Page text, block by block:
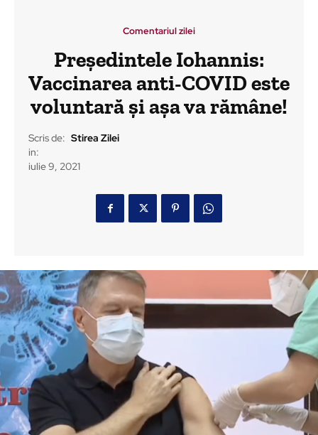
Comentariul zilei
Președintele Iohannis:
Vaccinarea anti-COVID este
voluntară şi aşa va rămâne!
Scris de: Stirea Zilei
in:
iulie 9, 2021